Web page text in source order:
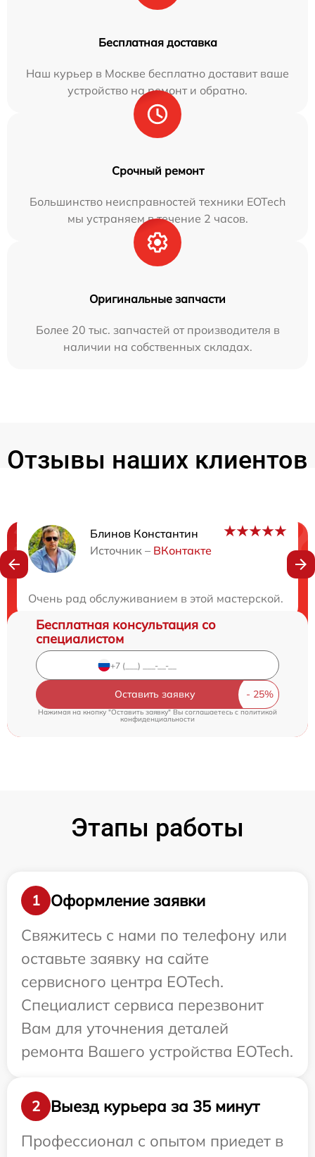
Бесплатная доставка
Наш курьер в Москве бесплатно доставит ваше
устройство на ремонт и обратно.
Срочный ремонт
Большинство неисправностей техники EOTech
мы устраняем в течение 2 часов.
Оригинальные запчасти
Более 20 тыс. запчастей от производителя в
наличии на собственных складах.
Отзывы наших клиентов
Блинов Константин
Источник – ВКонтакте
Очень рад обслуживанием в этой мастерской.
Нужна консультация?
Бесплатная консультация со
специалистом
Оставить заявку
Нажимая на кнопку "Оставить заявку" Вы соглашаетесь cполитикой
конфиденциальности
Этапы работы
1
Оформление заявки
Свяжитесь с нами по телефону или
оставьте заявку на сайте
сервисного центра EOTech.
Специалист сервиса перезвонит
Вам для уточнения деталей
ремонта Вашего устройства EOTech.
2
Выезд курьера за 35 минут
Профессионал с опытом приедет в